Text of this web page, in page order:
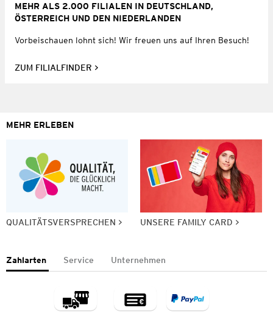
MEHR ALS 2.000 FILIALEN IN DEUTSCHLAND,
ÖSTERREICH UND DEN NIEDERLANDEN
Vorbeischauen lohnt sich! Wir freuen uns auf Ihren Besuch!
ZUM FILIALFINDER
MEHR ERLEBEN
QUALITÄTSVERSPRECHEN UNSERE FAMILY CARD
Zahlarten Service Unternehmen